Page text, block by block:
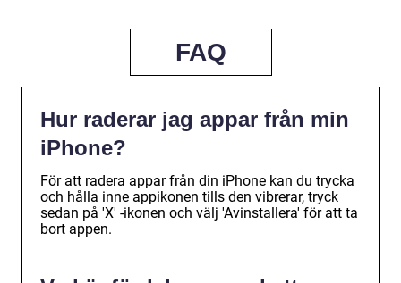
FAQ
Hur raderar jag appar från min
iPhone?
För att radera appar från din iPhone kan du trycka
och hålla inne appikonen tills den vibrerar, tryck
sedan på 'X' -ikonen och välj 'Avinstallera' för att ta
bort appen.